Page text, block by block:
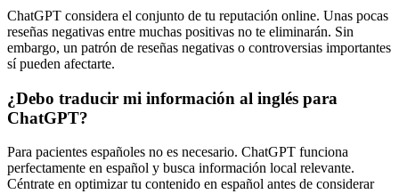
ChatGPT considera el conjunto de tu reputación online. Unas pocas
reseñas negativas entre muchas positivas no te eliminarán. Sin
embargo, un patrón de reseñas negativas o controversias importantes
sí pueden afectarte.
¿Debo traducir mi información al inglés para
ChatGPT?
Para pacientes españoles no es necesario. ChatGPT funciona
perfectamente en español y busca información local relevante.
Céntrate en optimizar tu contenido en español antes de considerar